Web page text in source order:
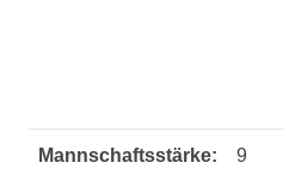
Mannschaftsstärke: 9